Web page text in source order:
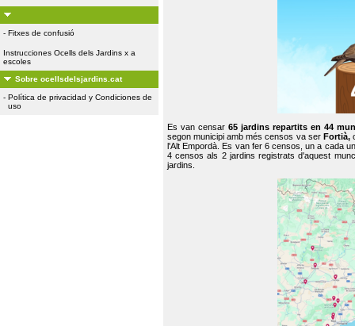
- Fitxes de confusió
Instrucciones Ocells dels Jardins x a
escoles
Sobre ocellsdelsjardins.cat
- Política de privacidad y Condiciones de
uso
Es van censar65 jardins repartits en 44
segon municipi amb més censos va ser Fortià,
l'Alt Empordà. Es van fer 6 censos, un a cada
4 censos als 2 jardins registrats d'aquest
jardins.